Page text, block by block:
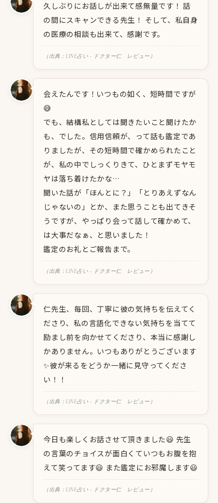
久しぶりにお話しが出来て感無量です！ 話
の間にスキャンできる先生！ そして、私自身
の医療の相談も出来て、感謝です。
（出典：LINE占い - ドクター仁 レビュー）
会えたんです！いつもの如く、短時間ですが
😅
でも、結構私としては聞きたいこと聞けたか
も、でした。信用信頼が、って話も鑑定であ
りましたが、その短時間で確かめられたこと
が、私の中でしっくりきて、ひとまずモヤモ
ヤは落ち着けたかな…
聞いた話が「ほんとに？」「とりあえずなん
じゃないの」とか、また思うことも出てきそ
うですが、やっぱり会って話して確かめて、
は大事だなぁ、と思いました！
鑑定のお礼とご報告まで。
（出典：LINE占い - ドクター仁 レビュー）
仁先生、毎回、丁寧に彼の気持ちを伝えてく
ださり、私の言語化できない気持ちを当てて
励まし前を向かせてくださり、本当に感謝し
かありません。いつもありがとうございます
✨彼が来るをどうか一緒に見守ってくださ
い！！
（出典：LINE占い - ドクター仁 レビュー）
今日も楽しくお話させて頂きました😃 先生
の言葉のチョイスが面白くていつもお腹を抱
えて笑ってます😃 また鑑定にお邪魔します😃
（出典：LINE占い - ドクター仁 レビュー）